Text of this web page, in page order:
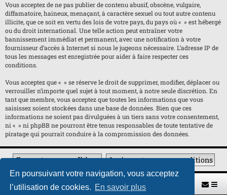
En poursuivant votre navigation, vous acceptez
l’utilisation de cookies. En savoir plus
Vous acceptez de ne pas publier de contenu abusif, obscène, vulgaire,
diffamatoire, haineux, menaçant, à caractère sexuel ou tout autre contenu
illicite, que ce soit en vertu des lois de votre pays, du pays où « » est hébergé
ou du droit international. Une telle action peut entraîner votre
bannissement immédiat et permanent, avec une notification à votre
fournisseur d’accès à Internet si nous le jugeons nécessaire. L’adresse IP de
tous les messages est enregistrée pour aider à faire respecter ces
conditions.
Vous acceptez que « » se réserve le droit de supprimer, modifier, déplacer ou
verrouiller n’importe quel sujet à tout moment, à notre seule discrétion. En
tant que membre, vous acceptez que toutes les informations que vous
saisissez soient stockées dans une base de données. Bien que ces
informations ne soient pas divulguées à un tiers sans votre consentement,
ni « » ni phpBB ne pourront être tenus responsables de toute tentative de
piratage qui pourrait conduire à la compromission des données.
Retour vers le site U.A.G.R. Index du forum